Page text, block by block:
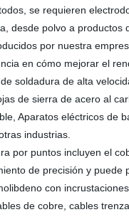
se requieren
desde polvo a
por nuestra
en cómo mejorar el
soldadura de alta
de sierra de acero al
Aparatos eléctricos de
industrias.
por puntos incluyen el
de precisión y puede
con
de cobre, cables